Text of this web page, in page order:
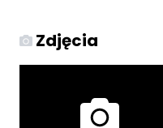
Zdjęcia